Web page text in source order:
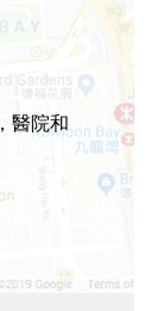
醫院和